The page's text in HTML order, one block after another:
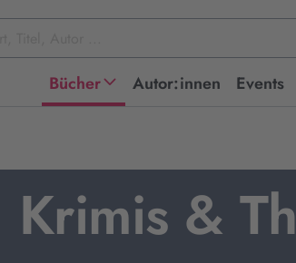
Bücher Autor:innen Events
Krimis &